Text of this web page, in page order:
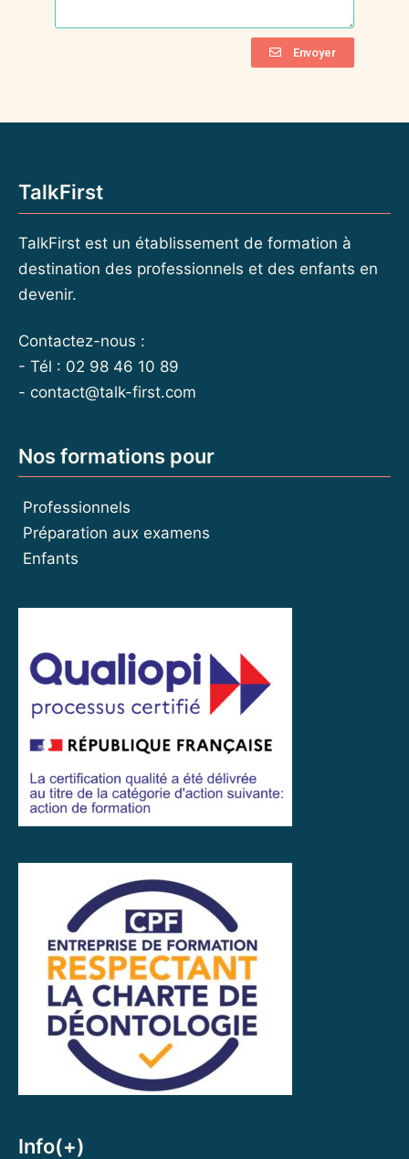
Envoyer
TalkFirst
TalkFirst est un établissement de formation à
destination des professionnels et des enfants en
devenir.
Contactez-nous :
- Tél : 02 98 46 10 89
- contact@talk-first.com
Nos formations pour
Professionnels
Préparation aux examens
Enfants
Info(+)